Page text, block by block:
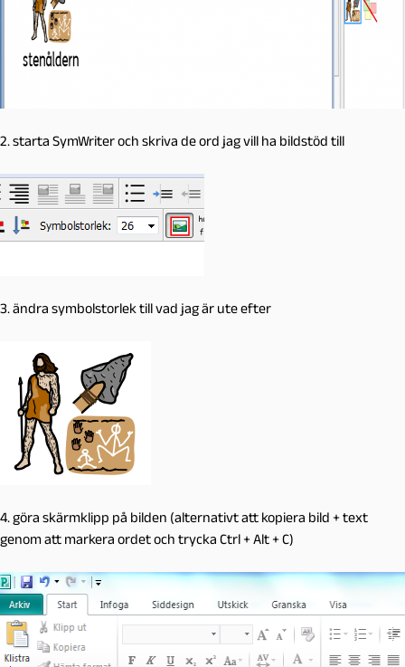
2. starta SymWriter och skriva de ord jag vill ha bildstöd till
3. ändra symbolstorlek till vad jag är ute efter
4. göra skärmklipp på bilden (alternativt att kopiera bild + text
genom att markera ordet och trycka Ctrl + Alt + C)